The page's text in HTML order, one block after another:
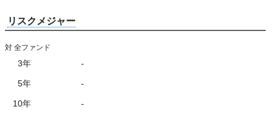
リスクメジャー
対 全ファンド
3年 -
5年 -
10年 -